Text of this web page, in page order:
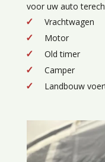
voor uw auto
Vrachtwagen
Motor
Old timer
Camper
Landbouw